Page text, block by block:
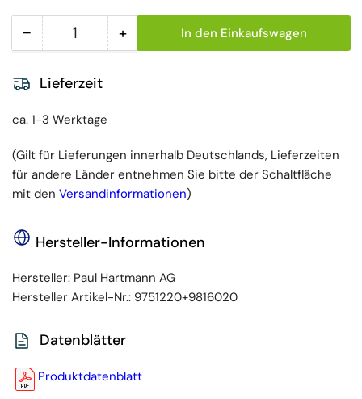
− Menge reduzieren für Bode Sterillium Classic
Menge +Menge erhöhen für Bode
In den Einkaufswagen
Lieferzeit
ca. 1-3 Werktage
(Gilt für Lieferungen innerhalb Deutschlands, Lieferzeiten
für andere Länder entnehmen Sie bitte der Schaltfläche
mit den Versandinformationen)
Hersteller-Informationen
Hersteller: Paul Hartmann AG
Hersteller Artikel-Nr.: 9751220+9816020
Datenblätter
Produktdatenblatt